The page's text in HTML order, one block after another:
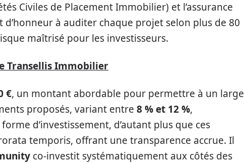
Civiles de Placement Immobilier) et l’assurance
à auditer chaque projet selon plus de 80
maîtrisé pour les investisseurs.
Transellis Immobilier
€, un montant abordable pour permettre à un large
proposés, variant entre 8 % et 12 %,
d’investissement, d’autant plus que ces
temporis, offrant une transparence accrue. Il
co-investit systématiquement aux côtés des